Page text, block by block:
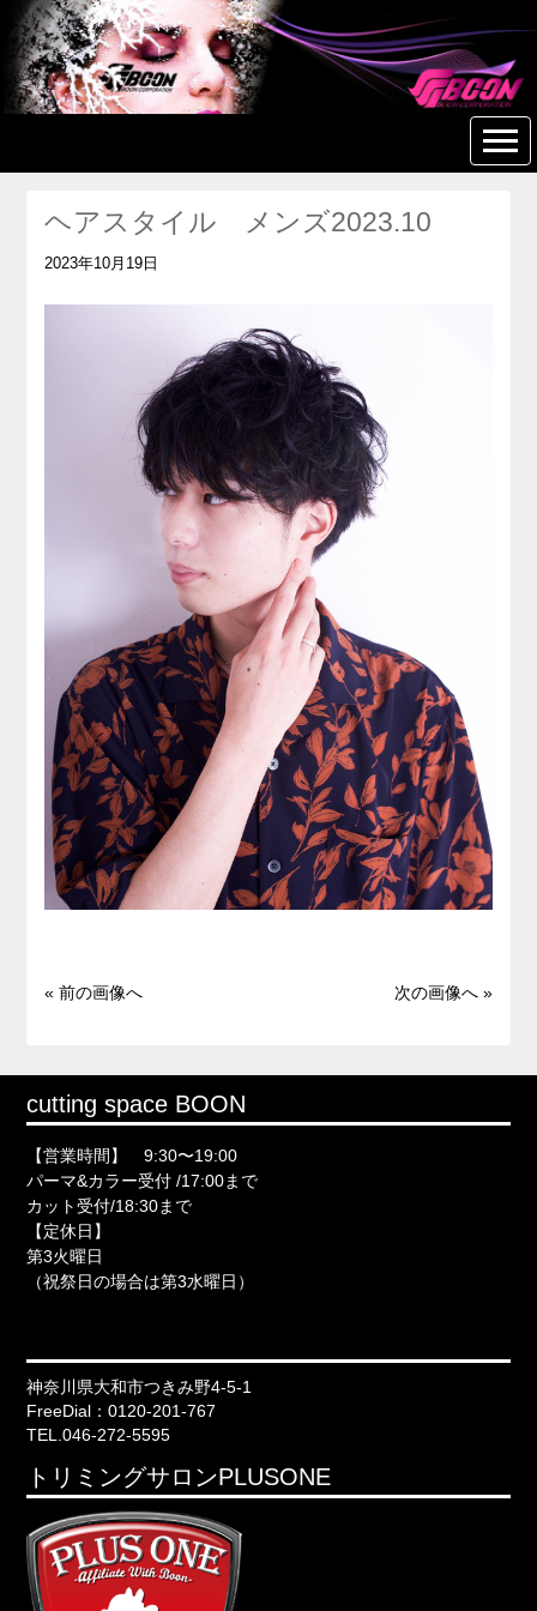
美容室 美容院 ヘアサロン
BOON 【つきみ野】
ヘアスタイル メンズ2023.10
2023年10月19日
次の画像へ »
« 前の画像へ
cutting space BOON
【営業時間】 9:30〜19:00
パーマ&カラー受付 /17:00まで
カット受付/18:30まで
【定休日】
第3火曜日
（祝祭日の場合は第3水曜日）
神奈川県大和市つきみ野4-5-1
FreeDial：0120-201-767
TEL.046-272-5595
トリミングサロンPLUSONE